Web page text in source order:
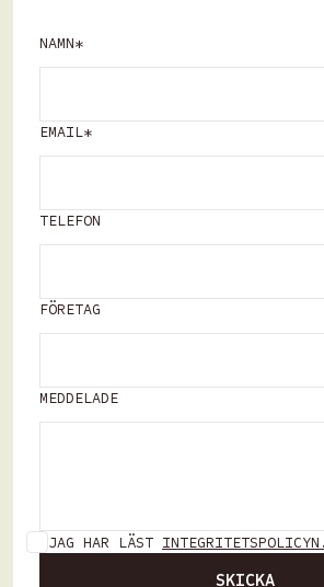
NAMN*
EMAIL*
TELEFON
FÖRETAG
MEDDELADE
JAG HAR LÄST INTEGRITETSPOLICYN.